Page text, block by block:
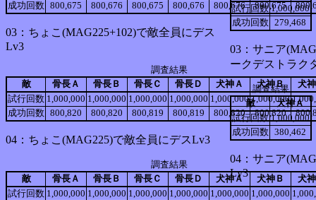
成功回数 800,675 800,676 800,675 800,676 800,676 800,675
03：ちょこ(MAG225+102)で敵全員にデス
Lv3
調査結果
敵
骨長Ａ 骨長Ｂ 骨長Ｃ 骨長Ｄ 犬神Ａ 犬神Ｂ
犬
試行回数 1,000,000 1,000,000 1,000,000 1,000,000 1,000,000 1,000,000
成功回数 800,820 800,820 800,819 800,819 800,820 800,820
04：ちょこ(MAG225)で敵全員にデスLv3
調査結果
敵
骨長Ａ 骨長Ｂ 骨長Ｃ 骨長Ｄ 犬神Ａ 犬神Ｂ
犬
試行回数 1,000,000 1,000,000 1,000,000 1,000,000 1,000,000 1,000,000
試行回数 1,000,000
成功回数 279,468
03：サニア
ークデストラク
調査結果
敵
犬神Ａ
試行回数 1,000,000
成功回数 380,462
04：サニア
Lv3